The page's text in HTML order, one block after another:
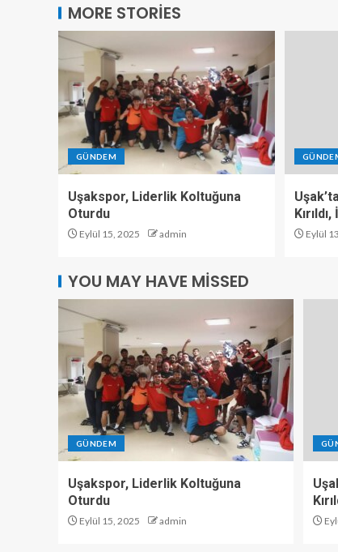
MORE STORIES
GÜNDEM
Uşakspor, Liderlik Koltuğuna
Oturdu
Eylül 15, 2025 admin Eylül
YOU MAY HAVE MISSED
GÜNDEM
Uşakspor, Liderlik Koltuğuna
Oturdu
Eylül 15, 2025 admin